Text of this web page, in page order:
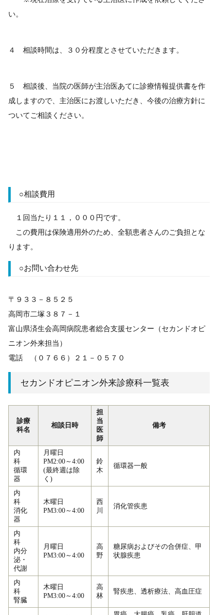
い。
４ 相談時間は、３０分程度とさせていただきます。
５ 相談後、当院の医師が主治医あてに診療情報提供書を作
成しますので、主治医にお渡しいただき、今後の治療方針に
ついてご相談ください。
○相談費用
１回当たり１１，０００円です。
この費用は保険適用外のため、全額患者さんのご負担とな
ります。
○お問い合わせ先
〒９３３－８５２５
高岡市二塚３８７－１
富山県済生会高岡病院患者総合支援センター（セカンドオピ
ニオン外来担当）
電話 （０７６６）２１－０５７０
セカンドオピニオン外来診療科一覧表
診療
科名
相談日時
担
当
医
師
備考
内
科
循環
器
月曜日
PM2:00～4:00
(最終週は除
く)
鈴
木
循環器一般
内
科
消化
器
木曜日
PM3:00～4:00
西
川
消化管疾患
内
科
内分
泌・
代謝
月曜日
PM3:00～4:00
高
野
糖尿病およびその合併症、甲
状腺疾患
内
科
腎臓
木曜日
PM3:00～4:00
高
林
腎疾患、透析療法、高血圧症